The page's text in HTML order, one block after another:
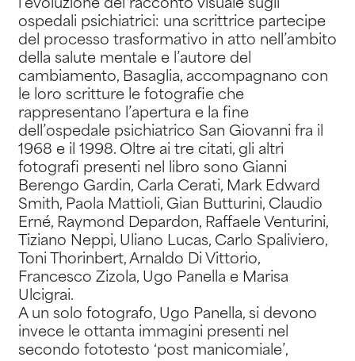
l’evoluzione del racconto visuale sugli
ospedali psichiatrici: una scrittrice partecipe
del processo trasformativo in atto nell’ambito
della salute mentale e l’autore del
cambiamento, Basaglia, accompagnano con
le loro scritture le fotografie che
rappresentano l’apertura e la fine
dell’ospedale psichiatrico San Giovanni fra il
1968 e il 1998. Oltre ai tre citati, gli altri
fotografi presenti nel libro sono Gianni
Berengo Gardin, Carla Cerati, Mark Edward
Smith, Paola Mattioli, Gian Butturini, Claudio
Erné, Raymond Depardon, Raffaele Venturini,
Tiziano Neppi, Uliano Lucas, Carlo Spaliviero,
Toni Thorinbert, Arnaldo Di Vittorio,
Francesco Zizola, Ugo Panella e Marisa
Ulcigrai.
A un solo fotografo, Ugo Panella, si devono
invece le ottanta immagini presenti nel
secondo fototesto ‘post manicomiale’,